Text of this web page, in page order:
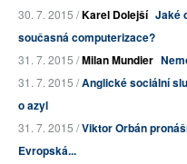
30. 7. 2015 /Karel Dolejší Jaké
současná computerizace?
31. 7. 2015 /Milan Mundier
31. 7. 2015 /Anglické sociální
o azyl
31. 7. 2015 /Viktor Orbán
Evropská...